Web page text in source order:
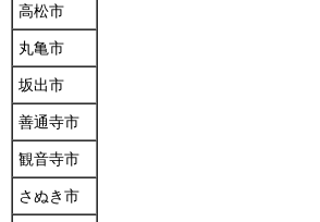
高松市
丸亀市
坂出市
善通寺市
観音寺市
さぬき市